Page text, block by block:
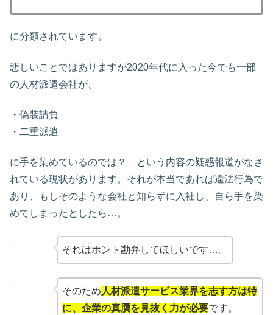
に分類されています。
悲しいことではありますが2020年代に入った今でも一部
の人材派遣会社が、
・偽装請負
・二重派遣
に手を染めているのでは？ という内容の疑惑報道がなさ
れている現状があります。それが本当であれば違法行為で
あり、もしそのような会社と知らずに入社し、自ら手を染
めてしまったとしたら…。
それはホント勘弁してほしいです…。
そのため 人材派遣サービス業界を志す方は特
に、企業の真贋を見抜く力が必要です。